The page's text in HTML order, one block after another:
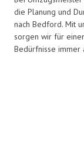
die Planung und
nach Bedford. Mit
sorgen wir für
Bedürfnisse immer